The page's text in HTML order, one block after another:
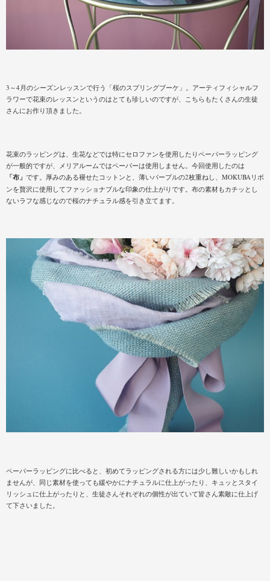
3～4月のシーズンレッスンで行う「桜のスプリングブーケ」。アーティフィシャルフ
ラワーで花束のレッスンというのはとても珍しいのですが、こちらもたくさんの生徒
さんにお作り頂きました。
花束のラッピングは、生花などでは特にセロファンを使用したりペーパーラッピング
が一般的ですが、メリアルームではペーパーは使用しません。今回使用したのは
「布」 です。厚みのある褪せたコットンと、薄いパープルの2枚重ねし、MOKUBAリボ
ンを贅沢に使用してファッショナブルな印象の仕上がりです。布の素材もカチッとし
ないラフな感じなので桜のナチュラル感を引き立てます。
ペーパーラッピングに比べると、初めてラッピングされる方には少し難しいかもしれ
ませんが、同じ素材を使っても緩やかにナチュラルに仕上がったり、キュッとスタイ
リッシュに仕上がったりと、生徒さんそれぞれの個性が出ていて皆さん素敵に仕上げ
て下さいました。